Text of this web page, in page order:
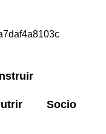
Socio